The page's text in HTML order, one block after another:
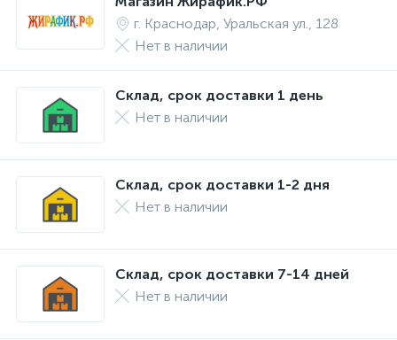
г. Краснодар, Уральская ул., 128
Нет в наличии
Склад, срок доставки 1 день
Нет в наличии
Склад, срок доставки 1-2 дня
Нет в наличии
Склад, срок доставки 7-14 дней
Нет в наличии